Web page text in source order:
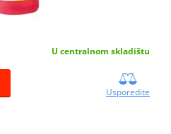
U centralnom skladištu
Usporedite